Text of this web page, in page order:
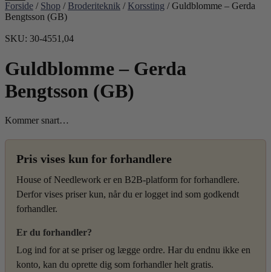
Forside / Shop / Broderiteknik / Korssting / Guldblomme – Gerda
Bengtsson (GB)
SKU: 30-4551,04
Guldblomme – Gerda
Bengtsson (GB)
Kommer snart…
Pris vises kun for forhandlere
House of Needlework er en B2B-platform for forhandlere.
Derfor vises priser kun, når du er logget ind som godkendt
forhandler.
Er du forhandler?
Log ind for at se priser og lægge ordre. Har du endnu ikke en
konto, kan du oprette dig som forhandler helt gratis.